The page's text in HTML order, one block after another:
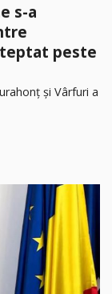
s-a
peste
și Vârfuri a